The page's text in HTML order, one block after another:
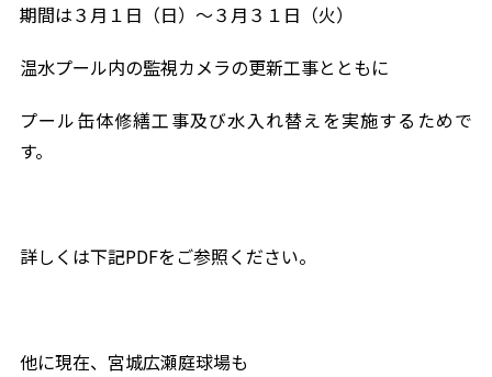
期間は３月１日（日）～３月３１日（火）
温水プール内の監視カメラの更新工事とともに
プール缶体修繕工事及び水入れ替えを実施するためで
す。
詳しくは下記PDFをご参照ください。
他に現在、宮城広瀬庭球場も